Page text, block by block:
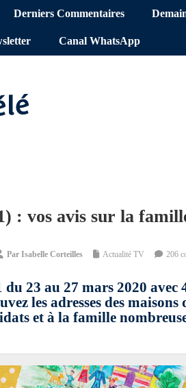
Derniers Commentaires
Canal WhatsApp
: vos avis sur la
Par Isabelle Corteilles Actualité TV 206
23 au 27 mars 2020 avec
les adresses des maisons
et à la famille